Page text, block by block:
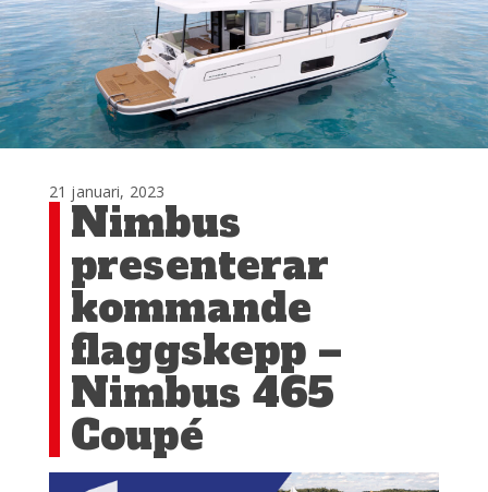
21 januari, 2023
Nimbus
presenterar
kommande
flaggskepp –
Nimbus 465
Coupé